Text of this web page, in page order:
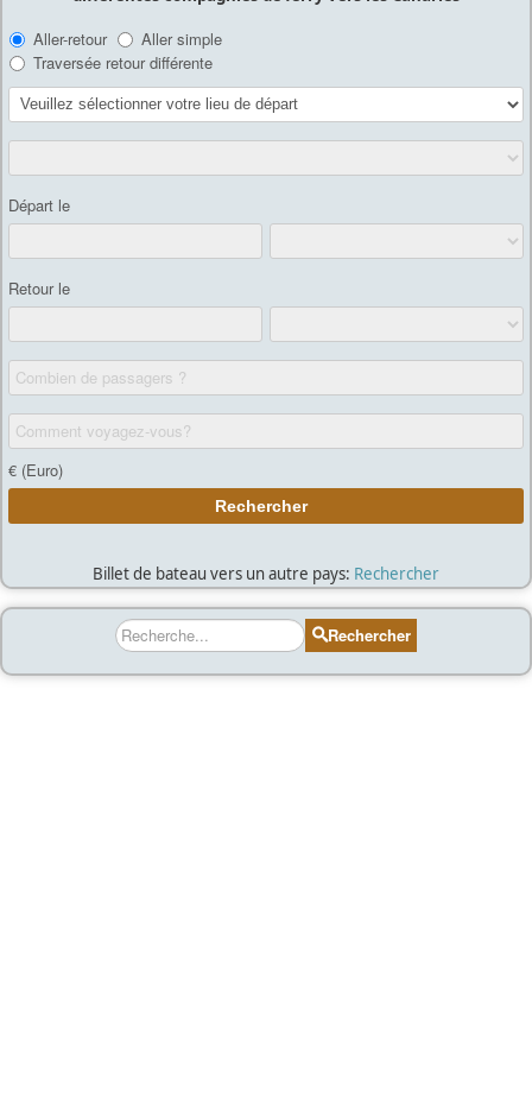
Billet de bateau vers un autre pays: Rechercher
Rechercher Rechercher